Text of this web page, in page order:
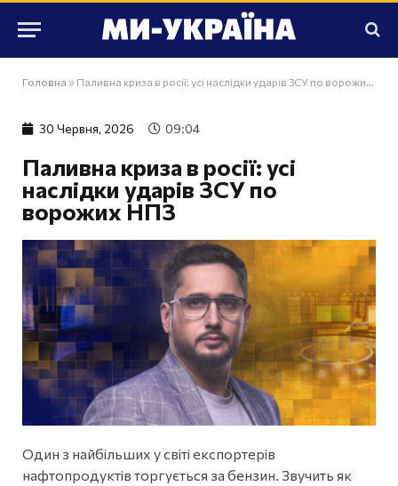
Головна » Паливна криза в росії: усі наслідки ударів ЗСУ по ворожих НПЗ
30 Червня, 2026 09:04
Паливна криза в росії: усі
наслідки ударів ЗСУ по
ворожих НПЗ
Один з найбільших у світі експортерів
нафтопродуктів торгується за бензин. Звучить як